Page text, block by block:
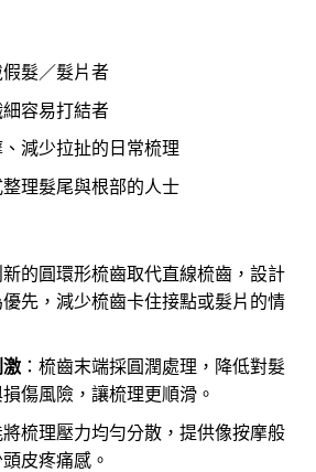
髮／髮片者
容易打結者
減少拉扯的日常梳理
理髮尾與根部的人士
的圓環形梳齒取代直線梳齒，設計
先，減少梳齒卡住接點或髮片的情
：梳齒末端採圓潤處理，降低對髮
傷風險，讓梳理更順滑。
梳理壓力均勻分散，提供像按摩般
皮疼痛感。